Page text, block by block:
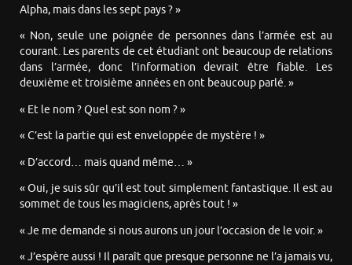
Alpha, mais dans les sept pays ? »
« Non, seule une poignée de personnes dans l’armée est au
courant. Les parents de cet étudiant ont beaucoup de relations
dans l’armée, donc l’information devrait être fiable. Les
deuxième et troisième années en ont beaucoup parlé. »
« Et le nom ? Quel est son nom ? »
« C’est la partie qui est enveloppée de mystère ! »
« D’accord… mais quand même… »
« Oui, je suis sûr qu’il est tout simplement fantastique. Il est au
sommet de tous les magiciens, après tout ! »
« Je me demande si nous aurons un jour l’occasion de le voir. »
« J’espère aussi ! Il paraît que presque personne ne l’a jamais vu,